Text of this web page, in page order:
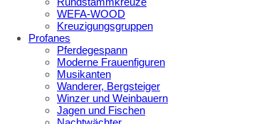
WEFA-WOOD
Kreuzigungsgruppen
Profanes
Pferdegespann
Moderne Frauenfiguren
Musikanten
Wanderer, Bergsteiger
Winzer und Weinbauern
Jagen und Fischen